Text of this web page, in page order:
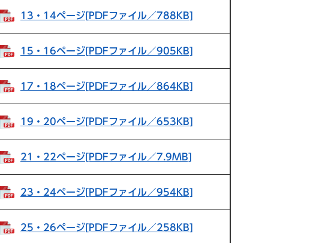
13・14ページ[PDFファイル／788KB]
15・16ページ[PDFファイル／905KB]
17・18ページ[PDFファイル／864KB]
19・20ページ[PDFファイル／653KB]
21・22ページ[PDFファイル／7.9MB]
23・24ページ[PDFファイル／954KB]
25・26ページ[PDFファイル／258KB]